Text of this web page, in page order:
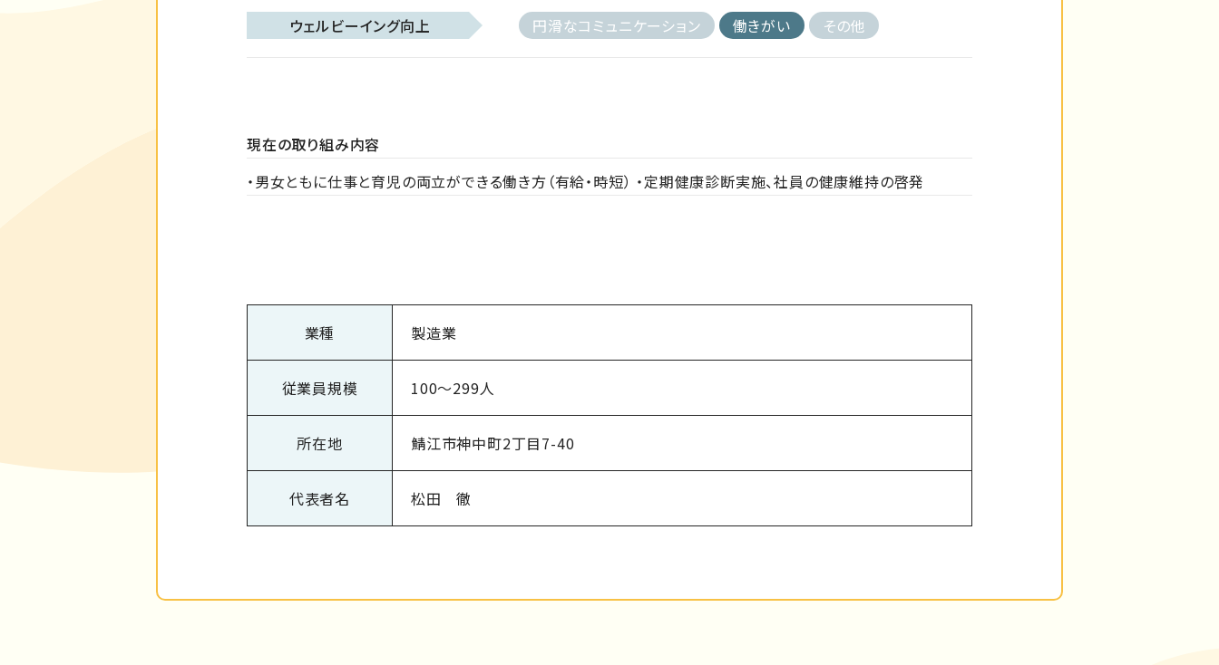
ウェルビーイング向上 円滑なコミュニケーション 働きがい その他
現在の取り組み内容
・男女ともに仕事と育児の両立ができる働き方（有給・時短） ・定期健康診断実施、社員の健康維持の啓発
業種 製造業
従業員規模 100～299人
所在地 鯖江市神中町2丁目7-40
代表者名 松田 徹